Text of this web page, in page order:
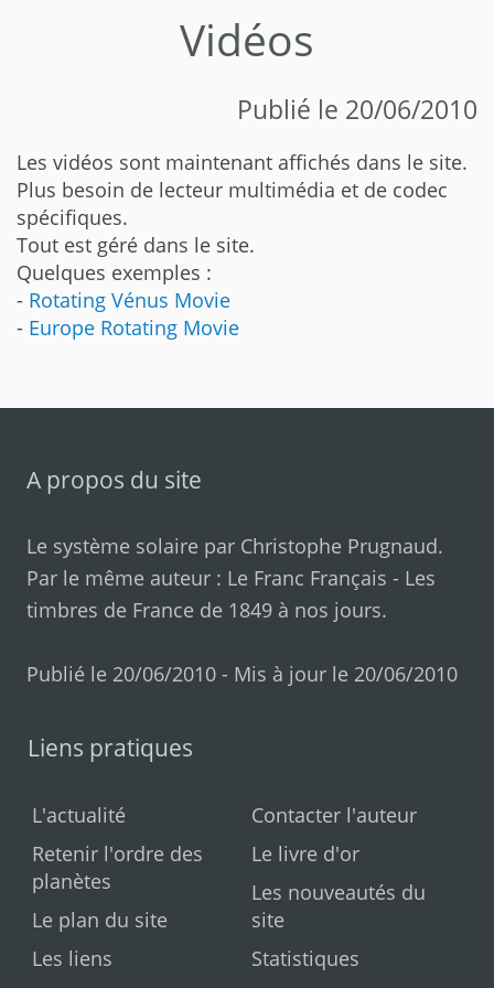
Vidéos
Publié le 20/06/2010
Les vidéos sont maintenant affichés dans le site.
Plus besoin de lecteur multimédia et de codec
spécifiques.
Tout est géré dans le site.
Quelques exemples :
- Rotating Vénus Movie
- Europe Rotating Movie
A propos du site
Le système solaire par Christophe Prugnaud.
Par le même auteur : Le Franc Français - Les
timbres de France de 1849 à nos jours.
Publié le 20/06/2010 - Mis à jour le 20/06/2010
Liens pratiques
L'actualité
Retenir l'ordre des
planètes
Le plan du site
Les liens
Contacter l'auteur
Le livre d'or
Les nouveautés du
site
Statistiques